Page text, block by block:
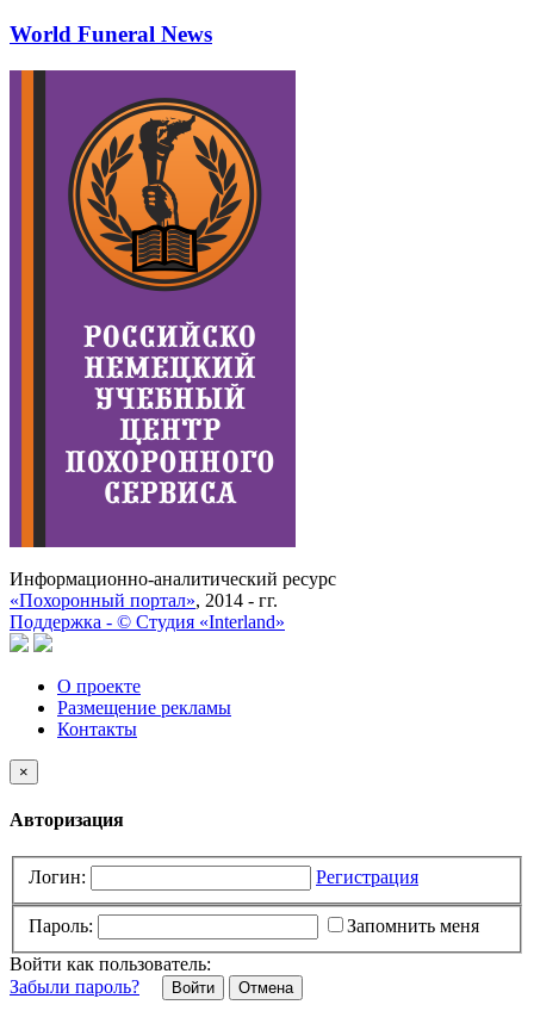
World Funeral News
Информационно-аналитический ресурс
«Похоронный портал», 2014 - гг.
Поддержка - © Cтудия «Interland»
О проекте
Размещение рекламы
Контакты
×
Авторизация
Логин: Регистрация
Пароль:
Запомнить меня
Войти как пользователь:
Забыли пароль?
Отмена